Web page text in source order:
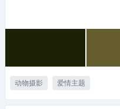
动物摄影 爱情主题